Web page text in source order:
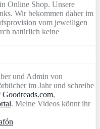
Online Shop. Unsere
Wir bekommen daher im
vom jeweiligen
natürlich keine
und Admin von
im Jahr und schreibe
Goodreads.com,
. Meine Videos könnt ihr